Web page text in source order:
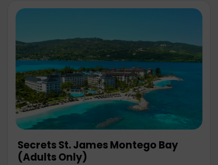
Secrets St. James Montego Bay
(Adults Only)